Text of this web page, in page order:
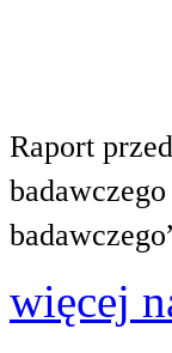
Raport
więcej